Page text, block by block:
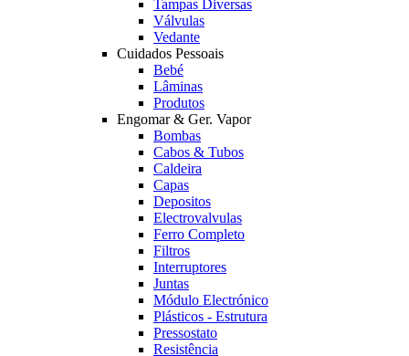
Tampas Diversas
Válvulas
Vedante
Cuidados Pessoais
Bebé
Lâminas
Produtos
Engomar & Ger. Vapor
Bombas
Cabos & Tubos
Caldeira
Capas
Depositos
Electrovalvulas
Ferro Completo
Filtros
Interruptores
Juntas
Módulo Electrónico
Plásticos - Estrutura
Pressostato
Resistência